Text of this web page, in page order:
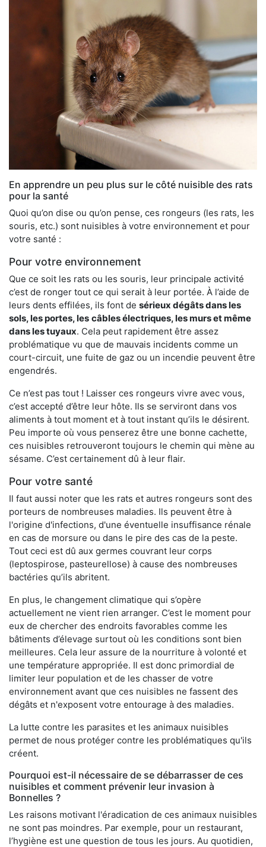
En apprendre un peu plus sur le côté nuisible des rats
pour la santé
Quoi qu’on dise ou qu’on pense, ces rongeurs (les rats, les
souris, etc.) sont nuisibles à votre environnement et pour
votre santé :
Pour votre environnement
Que ce soit les rats ou les souris, leur principale activité
c’est de ronger tout ce qui serait à leur portée. À l’aide de
leurs dents effilées, ils font de sérieux dégâts dans les
sols, les portes, les câbles électriques, les murs et même
dans les tuyaux. Cela peut rapidement être assez
problématique vu que de mauvais incidents comme un
court-circuit, une fuite de gaz ou un incendie peuvent être
engendrés.
Ce n’est pas tout ! Laisser ces rongeurs vivre avec vous,
c’est accepté d’être leur hôte. Ils se serviront dans vos
aliments à tout moment et à tout instant qu’ils le désirent.
Peu importe où vous penserez être une bonne cachette,
ces nuisibles retrouveront toujours le chemin qui mène au
sésame. C’est certainement dû à leur flair.
Pour votre santé
Il faut aussi noter que les rats et autres rongeurs sont des
porteurs de nombreuses maladies. Ils peuvent être à
l'origine d'infections, d'une éventuelle insuffisance rénale
en cas de morsure ou dans le pire des cas de la peste.
Tout ceci est dû aux germes couvrant leur corps
(leptospirose, pasteurellose) à cause des nombreuses
bactéries qu’ils abritent.
En plus, le changement climatique qui s’opère
actuellement ne vient rien arranger. C’est le moment pour
eux de chercher des endroits favorables comme les
bâtiments d’élevage surtout où les conditions sont bien
meilleures. Cela leur assure de la nourriture à volonté et
une température appropriée. Il est donc primordial de
limiter leur population et de les chasser de votre
environnement avant que ces nuisibles ne fassent des
dégâts et n'exposent votre entourage à des maladies.
La lutte contre les parasites et les animaux nuisibles
permet de nous protéger contre les problématiques qu'ils
créent.
Pourquoi est-il nécessaire de se débarrasser de ces
nuisibles et comment prévenir leur invasion à
Bonnelles ?
Les raisons motivant l'éradication de ces animaux nuisibles
ne sont pas moindres. Par exemple, pour un restaurant,
l’hygiène est une question de tous les jours. Au quotidien,